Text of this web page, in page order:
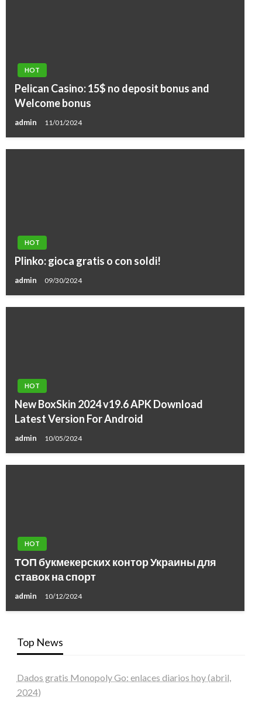
HOT
Pelican Casino: 15$ no deposit bonus and
Welcome bonus
admin 11/01/2024
HOT
Plinko: gioca gratis o con soldi!
admin 09/30/2024
HOT
New BoxSkin 2024 v19.6 APK Download
Latest Version For Android
admin 10/05/2024
HOT
ТОП букмекерских контор Украины для
ставок на спорт
admin 10/12/2024
Top News
Dados gratis Monopoly Go: enlaces diarios hoy (abril,
2024)